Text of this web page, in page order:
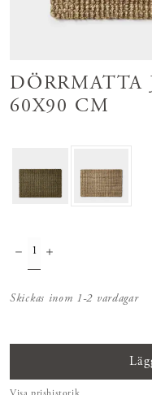
DÖRRMATTA
60X90 CM
Skickas inom 1-2 vardagar